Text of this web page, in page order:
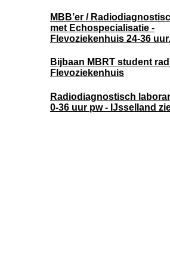
MBB’er /
met Echospecialisatie -
Flevoziekenhuis 24-36 uur.
Bijbaan MBRT student
Flevoziekenhuis
Radiodiagnostisch
0-36 uur pw - IJsselland